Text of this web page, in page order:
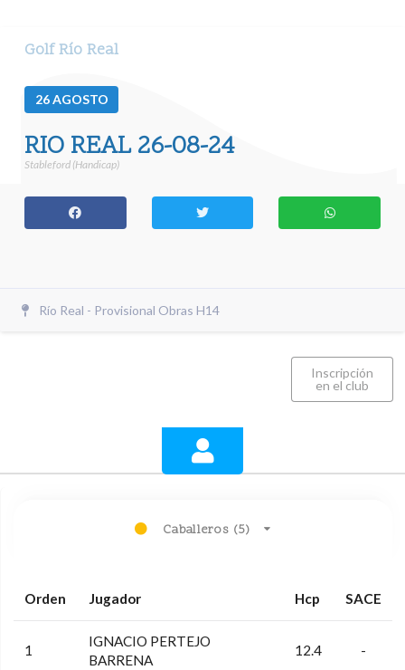
Golf Río Real
26AGOSTO
RIO REAL 26-08-24
Stableford (Handicap)
Río Real - Provisional Obras H14
Inscripción
en el club
Caballeros (5)
Orden Jugador Hcp SACE
1
IGNACIO PERTEJO
BARRENA
12.4 -